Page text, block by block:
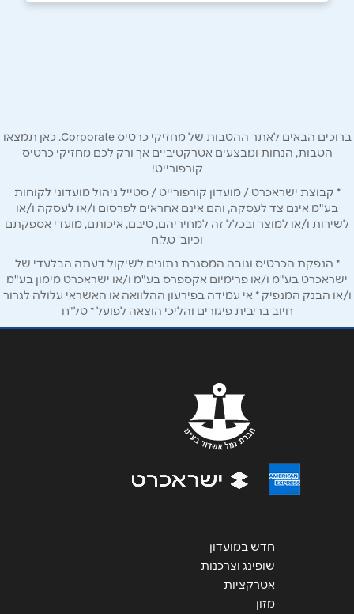
אימייל*
נושא*
אנא חזרו אלי בקשר ל...
הודעה*
ברוכים הבאים לאתר ההטבות של מחזיקי כרטיס Corporate. כאן תמצאו
הטבות, הנחות ומבצעים אטרקטיביים אך ורק לכם מחזיקי כרטיס
קורפורייט!
* קבוצת ישראכרט / מועדון קורפורייט / סטייל ניהול מועדוני לקוחות
בע"מ אינם צד לעסקה, והם אינם אחראים לפרסום ו/או לעסקה ו/או
לשירות ו/או למוצר ובכלל זה למחיריהם, טיבם, איכותם, מועדי אספקתם
וכיוב' ט.ל.ח
* הנפקת הכרטיס וגובה המסגרת נתונים לשיקול דעתה הבלעדי של
ישראכרט בע"מ ו/או פרימיום אקספרס בע"מ ו/או ישראכרט מימון בע"מ
ו/או הבנק המנפיק * אי עמידה בפירעון ההלוואה או האשראי עלולה לגרור
חיוב בריבית פיגורים והליכי הוצאה לפועל * טל"ח
חדש במועדון
שופינג וצרכנות
אטרקציות
מזון